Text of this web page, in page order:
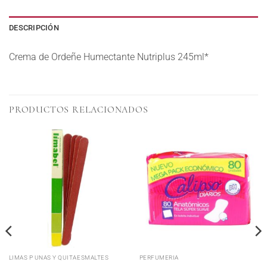
DESCRIPCIÓN
Crema de Ordeñe Humectante Nutriplus 245ml*
PRODUCTOS RELACIONADOS
LIMAS P UNAS Y QUITAESMALTES PERFUMERIA